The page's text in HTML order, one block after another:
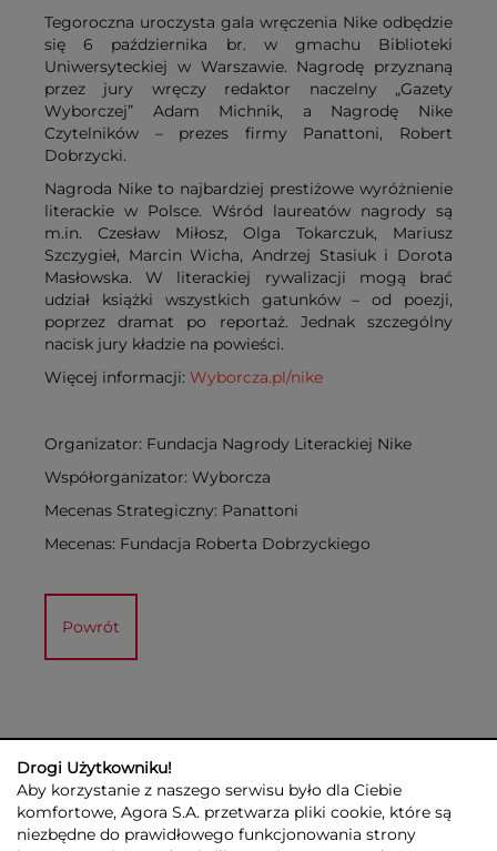
Tegoroczna uroczysta gala wręczenia Nike odbędzie
się 6 października br. w gmachu Biblioteki
Uniwersyteckiej w Warszawie. Nagrodę przyznaną
przez jury wręczy redaktor naczelny „Gazety
Wyborczej” Adam Michnik, a Nagrodę Nike
Czytelników – prezes firmy Panattoni, Robert
Dobrzycki.
Nagroda Nike to najbardziej prestiżowe wyróżnienie
literackie w Polsce. Wśród laureatów nagrody są
m.in. Czesław Miłosz, Olga Tokarczuk, Mariusz
Szczygieł, Marcin Wicha, Andrzej Stasiuk i Dorota
Masłowska. W literackiej rywalizacji mogą brać
udział książki wszystkich gatunków – od poezji,
poprzez dramat po reportaż. Jednak szczególny
nacisk jury kładzie na powieści.
Więcej informacji: Wyborcza.pl/nike
Organizator: Fundacja Nagrody Literackiej Nike
Współorganizator: Wyborcza
Mecenas Strategiczny: Panattoni
Mecenas: Fundacja Roberta Dobrzyckiego
Powrót
Drogi Użytkowniku!
Aby korzystanie z naszego serwisu było dla Ciebie
komfortowe, Agora S.A. przetwarza pliki cookie, które są
niezbędne do prawidłowego funkcjonowania strony